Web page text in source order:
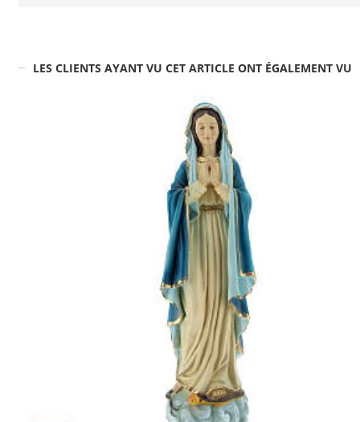
LES CLIENTS AYANT VU CET ARTICLE ONT ÉGALEMENT VU